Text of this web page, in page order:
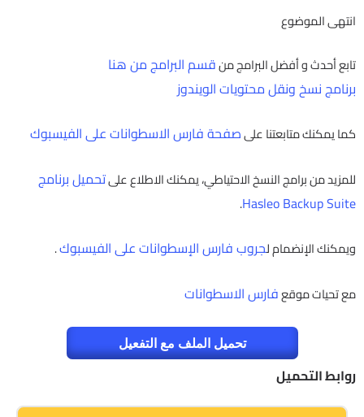
انتهى الموضوع
تابع أحدث و أفضل البرامج منقسم البرامج من هنا
برنامج نسخ ونقل محتويات الويندوز
كما يمكنك متابعتنا علىصفحة فارس الاسطوانات على الفيسبوك
للمزيد من برامج النسخ الاحتياطي، يمكنك الاطلاع علىتحميل برنامج
Hasleo Backup Suite
.
ويمكنك الإنضمام لجروب فارس الإسطوانات على الفيسبوك.
مع تحيات موقعفارس الاسطوانات
تحميل الملف مع التفعيل
روابط التحميل